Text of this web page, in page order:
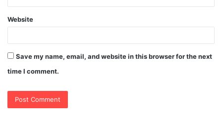
Website
Save my name, email, and website in this browser for the next
time I comment.